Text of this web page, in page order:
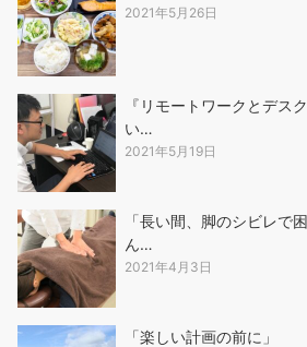
2021年5月26日
『リモートワークとデス
い…
2021年5月19日
「長い間、脚のシビレで
ん…
2021年4月3日
「楽しい計画の前に」